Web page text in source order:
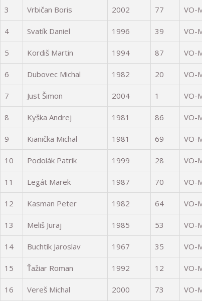
3 Vrbičan Boris 2002 77 VO-
4 Svatík Daniel 1996 39 VO-
5 Kordiš Martin 1994 87 VO-
6 Dubovec Michal 1982 20 VO-
7 Just Šimon 2004 1 VO-
8 Kyška Andrej 1981 86 VO-
9 Kianička Michal 1981 69 VO-
10 Podolák Patrik 1999 28 VO-
11 Legát Marek 1987 70 VO-
12 Kasman Peter 1982 64 VO-
13 Meliš Juraj 1985 53 VO-
14 Buchtík Jaroslav 1967 35 VO-
15 Ťažiar Roman 1992 12 VO-
16 Vereš Michal 2000 73 VO-